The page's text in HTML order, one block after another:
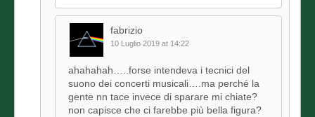
fabrizio
10 Luglio 2019 at 14:22
ahahahah…..forse intendeva i tecnici del
suono dei concerti musicali….ma perché la
gente nn tace invece di sparare mi chiate?
non capisce che ci farebbe più bella figura?